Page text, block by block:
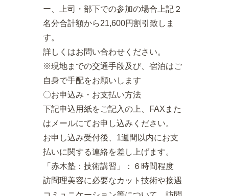
ー、上司・部下での参加の場合上記２
名分合計額から21,600円割引致しま
す。
詳しくはお問い合わせください。
※現地までの交通手段及び、宿泊はご
自身で手配をお願いします
〇お申込み・お支払い方法
下記申込用紙をご記入の上、FAXまた
はメールにてお申し込みください。
お申し込み受付後、1週間以内にお支
払いに関する連絡を差し上げます。
「赤木塾：技術講習」：６時間程度
訪問理美容に必要なカット技術や接遇